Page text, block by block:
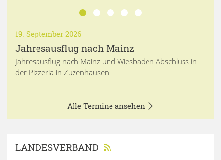
19. September 2026
Jahresausflug nach Mainz
Jahresausflug nach Mainz und Wiesbaden Abschluss in
der Pizzeria in Zuzenhausen
Alle Termine ansehen
LANDESVERBAND